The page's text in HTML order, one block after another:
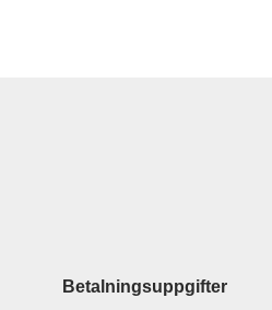
Betalningsuppgifter